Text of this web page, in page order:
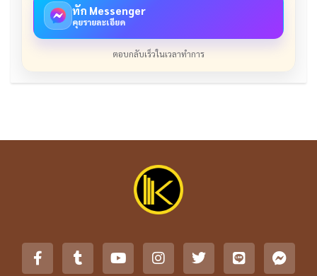
ทัก Messenger
คุยรายละเอียด
ตอบกลับเร็วในเวลาทำการ